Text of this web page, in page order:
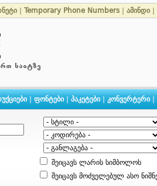
Temporary Phone Numbers ამინდი
| ფონტები| პაკეტები| კონვერტერი|
შეიცავს ლარის სიმბოლოს
შეიცავს მოძველებულ ასო